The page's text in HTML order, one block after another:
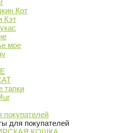
Кот
Кэт
мое
тапки
покупателей
для покупателей